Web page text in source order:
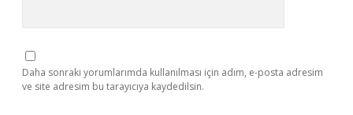
Daha sonraki yorumlarımda kullanılması için adım, e-posta adresim
ve site adresim bu tarayıcıya kaydedilsin.